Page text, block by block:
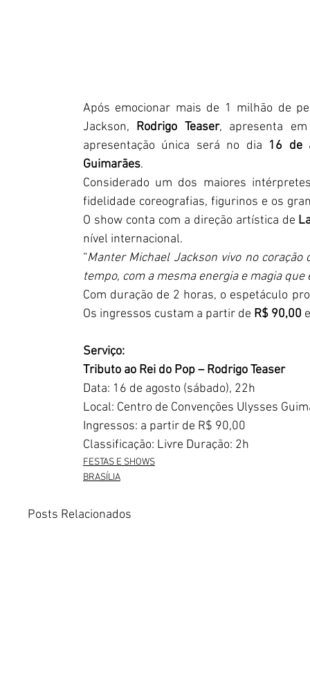
Após emocionar mais de 1 milhão de
Jackson, Rodrigo Teaser, apresenta
apresentação única será no dia 16 de
Guimarães.
Considerado um dos maiores
fidelidade coreografias, figurinos e os
O show conta com a direção artística de
nível internacional.
“Manter Michael Jackson vivo no
tempo, com a mesma energia e magia que
Com duração de 2 horas, o espetáculo
Os ingressos custam a partir de R$ 90,00
Serviço:
Tributo ao Rei do Pop – Rodrigo Teaser
Data: 16 de agosto (sábado), 22h
Local: Centro de Convenções Ulysses
Ingressos: a partir de R$ 90,00
Classificação: Livre Duração: 2h
FESTAS E SHOWS
BRASÍLIA
Posts Relacionados